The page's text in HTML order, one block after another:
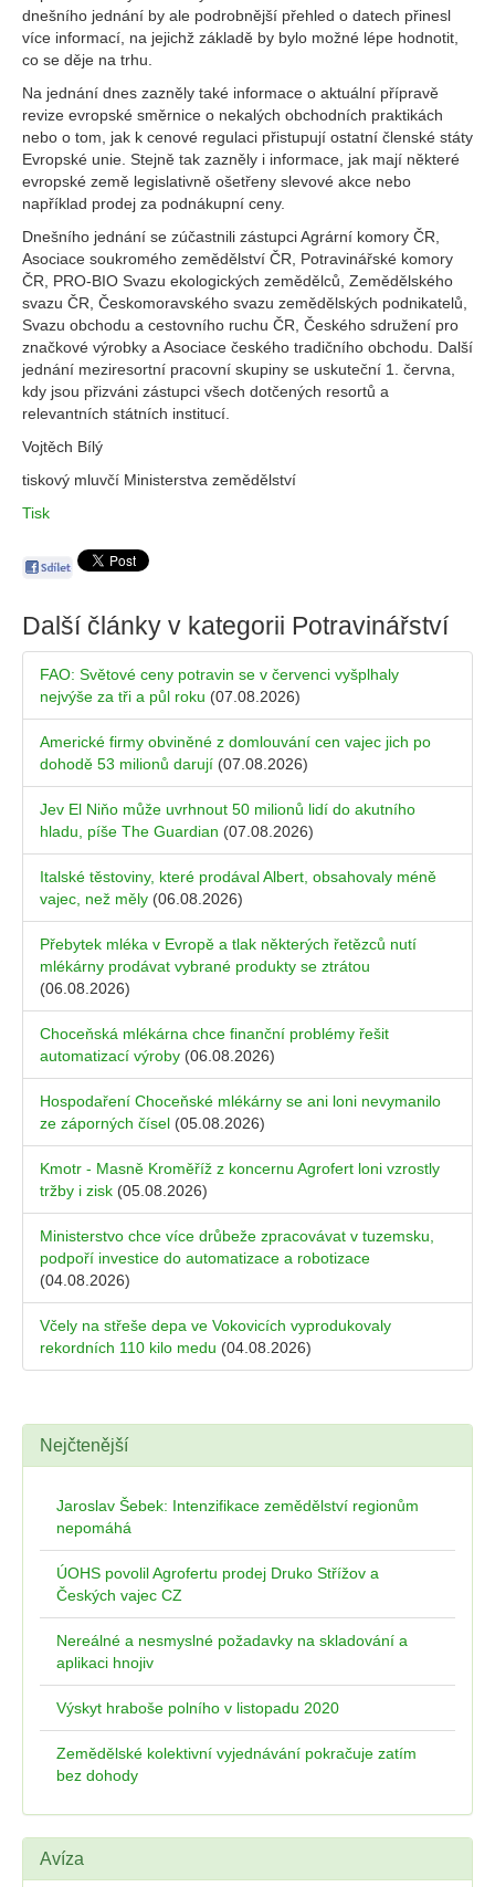
dnešního jednání by ale podrobnější přehled o datech přinesl
více informací, na jejichž základě by bylo možné lépe hodnotit,
co se děje na trhu.
Na jednání dnes zazněly také informace o aktuální přípravě
revize evropské směrnice o nekalých obchodních praktikách
nebo o tom, jak k cenové regulaci přistupují ostatní členské státy
Evropské unie. Stejně tak zazněly i informace, jak mají některé
evropské země legislativně ošetřeny slevové akce nebo
například prodej za podnákupní ceny.
Dnešního jednání se zúčastnili zástupci Agrární komory ČR,
Asociace soukromého zemědělství ČR, Potravinářské komory
ČR, PRO-BIO Svazu ekologických zemědělců, Zemědělského
svazu ČR, Českomoravského svazu zemědělských podnikatelů,
Svazu obchodu a cestovního ruchu ČR, Českého sdružení pro
značkové výrobky a Asociace českého tradičního obchodu. Další
jednání meziresortní pracovní skupiny se uskuteční 1. června,
kdy jsou přizváni zástupci všech dotčených resortů a
relevantních státních institucí.
Vojtěch Bílý
tiskový mluvčí Ministerstva zemědělství
Tisk
Další články v kategorii Potravinářství
FAO: Světové ceny potravin se v červenci vyšplhaly
nejvýše za tři a půl roku (07.08.2026)
Americké firmy obviněné z domlouvání cen vajec jich po
dohodě 53 milionů darují (07.08.2026)
Jev El Niňo může uvrhnout 50 milionů lidí do akutního
hladu, píše The Guardian (07.08.2026)
Italské těstoviny, které prodával Albert, obsahovaly méně
vajec, než měly (06.08.2026)
Přebytek mléka v Evropě a tlak některých řetězců nutí
mlékárny prodávat vybrané produkty se ztrátou
(06.08.2026)
Choceňská mlékárna chce finanční problémy řešit
automatizací výroby (06.08.2026)
Hospodaření Choceňské mlékárny se ani loni nevymanilo
ze záporných čísel (05.08.2026)
Kmotr - Masně Kroměříž z koncernu Agrofert loni vzrostly
tržby i zisk (05.08.2026)
Ministerstvo chce více drůbeže zpracovávat v tuzemsku,
podpoří investice do automatizace a robotizace
(04.08.2026)
Včely na střeše depa ve Vokovicích vyprodukovaly
rekordních 110 kilo medu (04.08.2026)
Nejčtenější
Jaroslav Šebek: Intenzifikace zemědělství regionům
nepomáhá
ÚOHS povolil Agrofertu prodej Druko Střížov a
Českých vajec CZ
Nereálné a nesmyslné požadavky na skladování a
aplikaci hnojiv
Výskyt hraboše polního v listopadu 2020
Zemědělské kolektivní vyjednávání pokračuje zatím
bez dohody
Avíza